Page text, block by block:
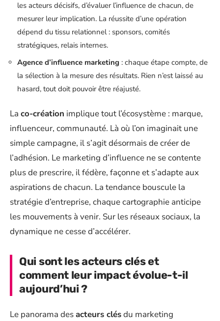
les acteurs décisifs, d’évaluer l’influence de chacun, de
mesurer leur implication. La réussite d’une opération
dépend du tissu relationnel : sponsors, comités
stratégiques, relais internes.
Agence d’influence marketing : chaque étape compte, de
la sélection à la mesure des résultats. Rien n’est laissé au
hasard, tout doit pouvoir être réajusté.
La co-création implique tout l’écosystème : marque,
influenceur, communauté. Là où l’on imaginait une
simple campagne, il s’agit désormais de créer de
l’adhésion. Le marketing d’influence ne se contente
plus de prescrire, il fédère, façonne et s’adapte aux
aspirations de chacun. La tendance bouscule la
stratégie d’entreprise, chaque cartographie anticipe
les mouvements à venir. Sur les réseaux sociaux, la
dynamique ne cesse d’accélérer.
Qui sont les acteurs clés et
comment leur impact évolue-t-il
aujourd’hui ?
Le panorama desacteurs clésdu marketing